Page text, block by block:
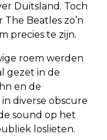
Duitsland. Toch
Beatles zo’n
precies te zijn.
roem werden
gezet in de
en de
diverse obscure
sound op het
loslieten.